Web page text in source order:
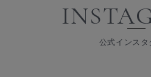
公式インスタ